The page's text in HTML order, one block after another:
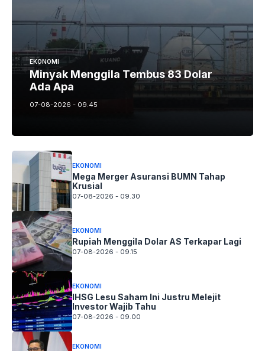
EKONOMI
Minyak Menggila Tembus 83 Dolar
Ada Apa
07-08-2026 - 09.45
EKONOMI
Mega Merger Asuransi BUMN Tahap
Krusial
07-08-2026 - 09.30
EKONOMI
Rupiah Menggila Dolar AS Terkapar Lagi
07-08-2026 - 09.15
EKONOMI
IHSG Lesu Saham Ini Justru Melejit
Investor Wajib Tahu
07-08-2026 - 09.00
EKONOMI